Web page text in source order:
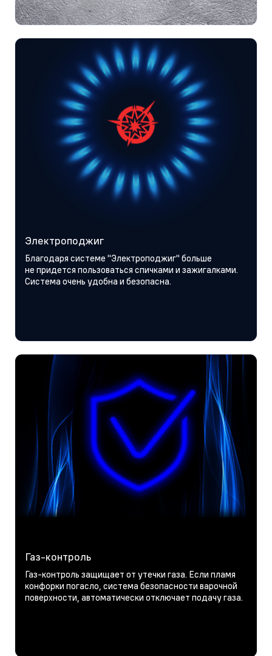
Электроподжиг
Благодаря системе "Электроподжиг" больше
не придется пользоваться спичками и зажигалками.
Система очень удобна и безопасна.
Газ-контроль
Газ-контроль защищает от утечки газа. Если пламя
конфорки погасло, система безопасности варочной
поверхности, автоматически отключает подачу газа.